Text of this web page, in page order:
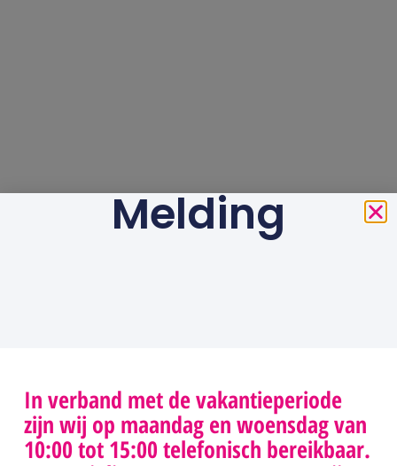
Melding
In verband met de vakantieperiode
zijn wij op maandag en woensdag van
10:00 tot 15:00 telefonisch bereikbaar.